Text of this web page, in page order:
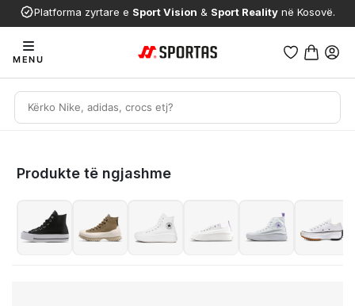
Platforma zyrtare e Sport Vision & Sport Reality në Kosovë.
MENU
Produkte të ngjashme